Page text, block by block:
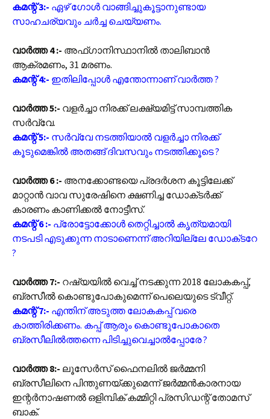
കമന്റ് 3:- ഏഴ് ഗോൾ വാങ്ങിച്ചുകൂട്ടാനുണ്ടായ
സാഹചര്യവും ചർച്ച ചെയ്യണം.
വാർത്ത 4 :- അഫ്‌ഗാനിസ്ഥാനിൽ താലിബാൻ
ആക്രമണം, 31 മരണം.
കമന്റ് 4:- ഇതിലിപ്പോൾ എന്തോന്നാണ് വാർത്ത ?
വാർത്ത 5:- വളർച്ചാ നിരക്ക് ലക്ഷ്യമിട്ട് സാമ്പത്തിക
സർവ്വേ.
കമന്റ് 5:- സർവ്വേ നടത്തിയാൽ വളർച്ചാ നിരക്ക്
കൂടുമെങ്കിൽ അതങ്ങ് ദിവസവും നടത്തിക്കൂടെ ?
വാർത്ത 6 :- അനക്കോണ്ടയെ പ്രദർശന കൂട്ടിലേക്ക്
മാറ്റാൻ വാവ സുരേഷിനെ ക്ഷണിച്ച ഡോക്‌ടർക്ക്
കാരണം കാണിക്കൽ നോട്ടീസ്.
കമന്റ് 6 :- പ്രോട്ടോക്കോൾ തെറ്റിച്ചാൽ കൃത്യമായി
നടപടി എടുക്കുന്ന നാടാണെന്ന് അറിയില്ലേ ഡോക്‌ടറേ
?
വാർത്ത 7:- റഷ്യയിൽ വെച്ച് നടക്കുന്ന 2018 ലോകകപ്പ്,
ബ്രസീൽ കൊണ്ടുപോകുമെന്ന് പെലെയുടെ ട്വീറ്റ്.
കമന്റ് 7:- എന്തിന് അടുത്ത ലോകകപ്പ് വരെ
കാത്തിരിക്കണം. കപ്പ് ആരും കൊണ്ടുപോകാതെ
ബ്രസീലിൽത്തന്നെ പിടിച്ചുവെച്ചാൽപ്പോരേ ?
വാർത്ത 8:- ലൂസേർസ് ഫൈനലിൽ ജർമ്മനി
ബ്രസീലിനെ പിന്തുണയ്ക്കുമെന്ന് ജര്‍മ്മന്‍കാരനായ
ഇന്റര്‍നാഷണല്‍ ഒളിമ്പിക് കമ്മിറ്റി പ്രസിഡന്റ് തോമസ്
ബാക്.